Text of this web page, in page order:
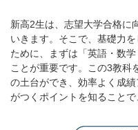
新高2生は、志望大学合格に
いきます。そこで、基礎力
ために、まずは「英語・数
ことが重要です。この3教科
の土台ができ、効率よく成
がつくポイントを知ることで